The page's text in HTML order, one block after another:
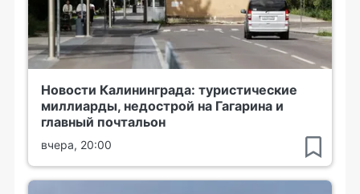
Новости Калининграда: туристические
миллиарды, недострой на Гагарина и
главный почтальон
вчера, 20:00